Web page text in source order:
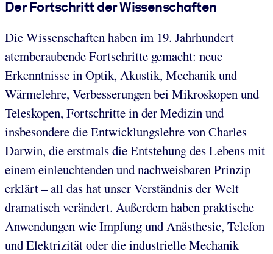
Der Fortschritt der Wissenschaften
Die Wissenschaften haben im 19. Jahrhundert
atemberaubende Fortschritte gemacht: neue
Erkenntnisse in Optik, Akustik, Mechanik und
Wärmelehre, Verbesserungen bei Mikroskopen und
Teleskopen, Fortschritte in der Medizin und
insbesondere die Entwicklungslehre von Charles
Darwin, die erstmals die Entstehung des Lebens mit
einem einleuchtenden und nachweisbaren Prinzip
erklärt – all das hat unser Verständnis der Welt
dramatisch verändert. Außerdem haben praktische
Anwendungen wie Impfung und Anästhesie, Telefon
und Elektrizität oder die industrielle Mechanik